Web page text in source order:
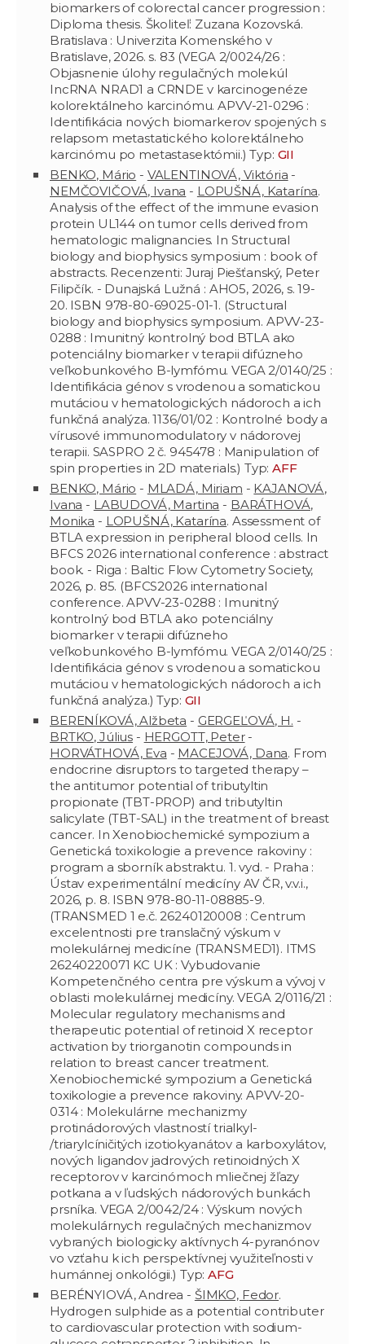
biomarkers of colorectal cancer progression :
Diploma thesis. Školiteľ: Zuzana Kozovská.
Bratislava : Univerzita Komenského v
Bratislave, 2026. s. 83 (VEGA 2/0024/26 :
Objasnenie úlohy regulačných molekúl
IncRNA NRAD1 a CRNDE v karcinogenéze
kolorektálneho karcinómu. APVV-21-0296 :
Identifikácia nových biomarkerov spojených s
relapsom metastatického kolorektálneho
karcinómu po metastasektómii.) Typ: GII
BENKO, Mário - VALENTINOVÁ, Viktória -
NEMČOVIČOVÁ, Ivana - LOPUŠNÁ, Katarína.
Analysis of the effect of the immune evasion
protein UL144 on tumor cells derived from
hematologic malignancies. In Structural
biology and biophysics symposium : book of
abstracts. Recenzenti: Juraj Piešťanský, Peter
Filipčík. - Dunajská Lužná : AHO5, 2026, s. 19-
20. ISBN 978-80-69025-01-1. (Structural
biology and biophysics symposium. APVV-23-
0288 : Imunitný kontrolný bod BTLA ako
potenciálny biomarker v terapii difúzneho
veľkobunkového B-lymfómu. VEGA 2/0140/25 :
Identifikácia génov s vrodenou a somatickou
mutáciou v hematologických nádoroch a ich
funkčná analýza. 1136/01/02 : Kontrolné body a
vírusové immunomodulatory v nádorovej
terapii. SASPRO 2 č. 945478 : Manipulation of
spin properties in 2D materials.) Typ:AFF
BENKO, Mário - MLADÁ, Miriam - KAJANOVÁ,
Ivana - LABUDOVÁ, Martina - BARÁTHOVÁ,
Monika - LOPUŠNÁ, Katarína. Assessment of
BTLA expression in peripheral blood cells. In
BFCS 2026 international conference : abstract
book. - Riga : Baltic Flow Cytometry Society,
2026, p. 85. (BFCS2026 international
conference. APVV-23-0288 : Imunitný
kontrolný bod BTLA ako potenciálny
biomarker v terapii difúzneho
veľkobunkového B-lymfómu. VEGA 2/0140/25 :
Identifikácia génov s vrodenou a somatickou
mutáciou v hematologických nádoroch a ich
funkčná analýza.) Typ: GII
BERENÍKOVÁ, Alžbeta - GERGEĽOVÁ, H. -
BRTKO, Július - HERGOTT, Peter-
HORVÁTHOVÁ, Eva - MACEJOVÁ, Dana. From
endocrine disruptors to targeted therapy –
the antitumor potential of tributyltin
propionate (TBT-PROP) and tributyltin
salicylate (TBT-SAL) in the treatment of breast
cancer. In Xenobiochemické sympozium a
Genetická toxikologie a prevence rakoviny :
program a sborník abstraktu. 1. vyd. - Praha :
Ústav experimentální medicíny AV ČR, v.v.i.,
2026, p. 8. ISBN 978-80-11-08885-9.
(TRANSMED 1 e.č. 26240120008 : Centrum
excelentnosti pre translačný výskum v
molekulárnej medicíne (TRANSMED1). ITMS
26240220071 KC UK : Vybudovanie
Kompetenčného centra pre výskum a vývoj v
oblasti molekulárnej medicíny. VEGA 2/0116/21 :
Molecular regulatory mechanisms and
therapeutic potential of retinoid X receptor
activation by triorganotin compounds in
relation to breast cancer treatment.
Xenobiochemické sympozium a Genetická
toxikologie a prevence rakoviny. APVV-20-
0314 : Molekulárne mechanizmy
protinádorových vlastností trialkyl-
/triarylcíničitých izotiokyanátov a karboxylátov,
nových ligandov jadrových retinoidných X
receptorov v karcinómoch mliečnej žľazy
potkana a v ľudských nádorových bunkách
prsníka. VEGA 2/0042/24 : Výskum nových
molekulárnych regulačných mechanizmov
vybraných biologicky aktívnych 4-pyranónov
vo vzťahu k ich perspektívnej využiteľnosti v
humánnej onkológii.) Typ:AFG
BERÉNYIOVÁ, Andrea - ŠIMKO, Fedor.
Hydrogen sulphide as a potential contributer
to cardiovascular protection with sodium-